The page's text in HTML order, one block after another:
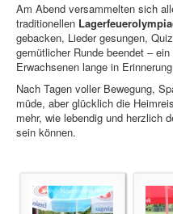
Am Abend versammelten sich
traditionellen
gebacken, Lieder gesungen,
gemütlicher Runde beendet –
Erwachsenen lange in
Nach Tagen voller Bewegung,
müde, aber glücklich die
mehr, wie lebendig und herzlich
sein können.